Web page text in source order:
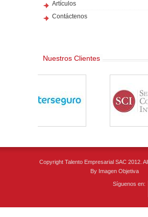
Artículos
Contáctenos
Nuestros Clientes
Copyright Talento Empresarial SAC 2012.
By Imagen Objetiva
Síguenos en: